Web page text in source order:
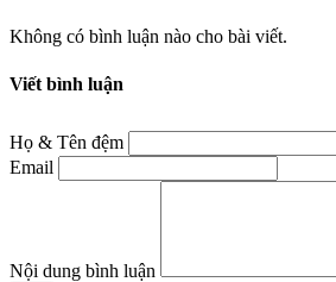
Không có bình luận nào cho bài viết.
Viết bình luận
Họ & Tên đệm
Email
Nội dung bình luận